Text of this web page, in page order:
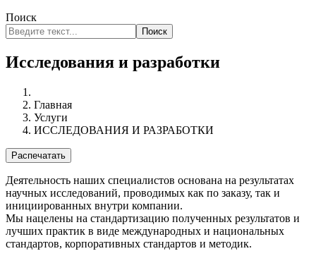
Поиск
Поиск
Исследования и разработки
Главная
Услуги
ИССЛЕДОВАНИЯ И РАЗРАБОТКИ
Распечатать
Деятельность наших специалистов основана на результатах
научных исследований, проводимых как по заказу, так и
инициированных внутри компании.
Мы нацелены на стандартизацию полученных результатов и
лучших практик в виде международных и национальных
стандартов, корпоративных стандартов и методик.